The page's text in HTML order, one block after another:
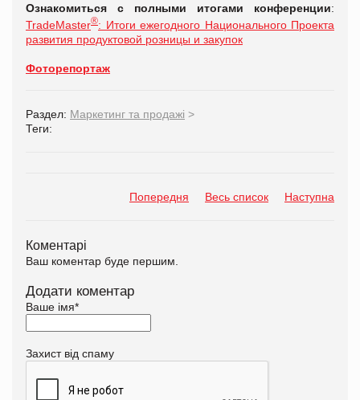
Ознакомиться с полными итогами конференции:
TradeMaster®: Итоги ежегодного Национального Проекта
развития продуктовой розницы и закупок
Фоторепортаж
Раздел: Маркетинг та продажі >
Теги:
Попередня Весь список Наступна
Коментарі
Ваш коментар буде першим.
Додати коментар
Ваше імя*
Захист від спаму